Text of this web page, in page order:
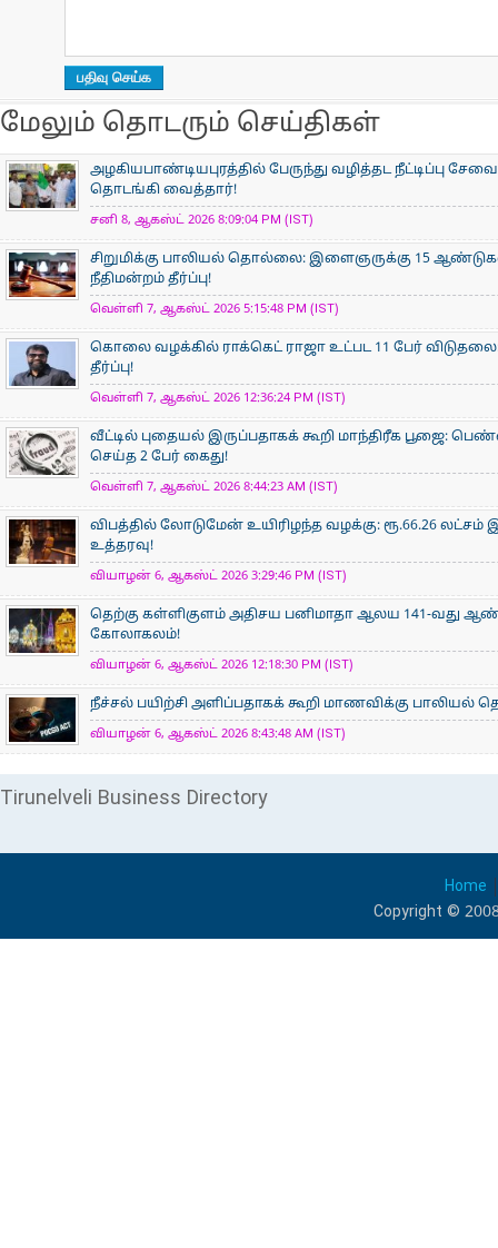
மேலும் தொடரும் செய்திகள்
அழகியபாண்டியபுரத்தில் பேருந்து வழித்தட நீட்டிப்பு
தொடங்கி வைத்தார்!
சனி 8, ஆகஸ்ட் 2026 8:09:04 PM (IST)
சிறுமிக்கு பாலியல் தொல்லை: இளைஞருக்கு 15
நீதிமன்றம் தீர்ப்பு!
வெள்ளி 7, ஆகஸ்ட் 2026 5:15:48 PM (IST)
கொலை வழக்கில் ராக்கெட் ராஜா உட்பட 11 பேர்
தீர்ப்பு!
வெள்ளி 7, ஆகஸ்ட் 2026 12:36:24 PM (IST)
வீட்டில் புதையல் இருப்பதாகக் கூறி மாந்திரீக பூஜை:
செய்த 2 பேர் கைது!
வெள்ளி 7, ஆகஸ்ட் 2026 8:44:23 AM (IST)
விபத்தில் லோடுமேன் உயிரிழந்த வழக்கு: ரூ.66.26
உத்தரவு!
வியாழன் 6, ஆகஸ்ட் 2026 3:29:46 PM (IST)
தெற்கு கள்ளிகுளம் அதிசய பனிமாதா ஆலய 141-வது
கோலாகலம்!
வியாழன் 6, ஆகஸ்ட் 2026 12:18:30 PM (IST)
நீச்சல் பயிற்சி அளிப்பதாகக் கூறி மாணவிக்கு
வியாழன் 6, ஆகஸ்ட் 2026 8:43:48 AM (IST)
Tirunelveli Business Directory
Home
Copyright ©